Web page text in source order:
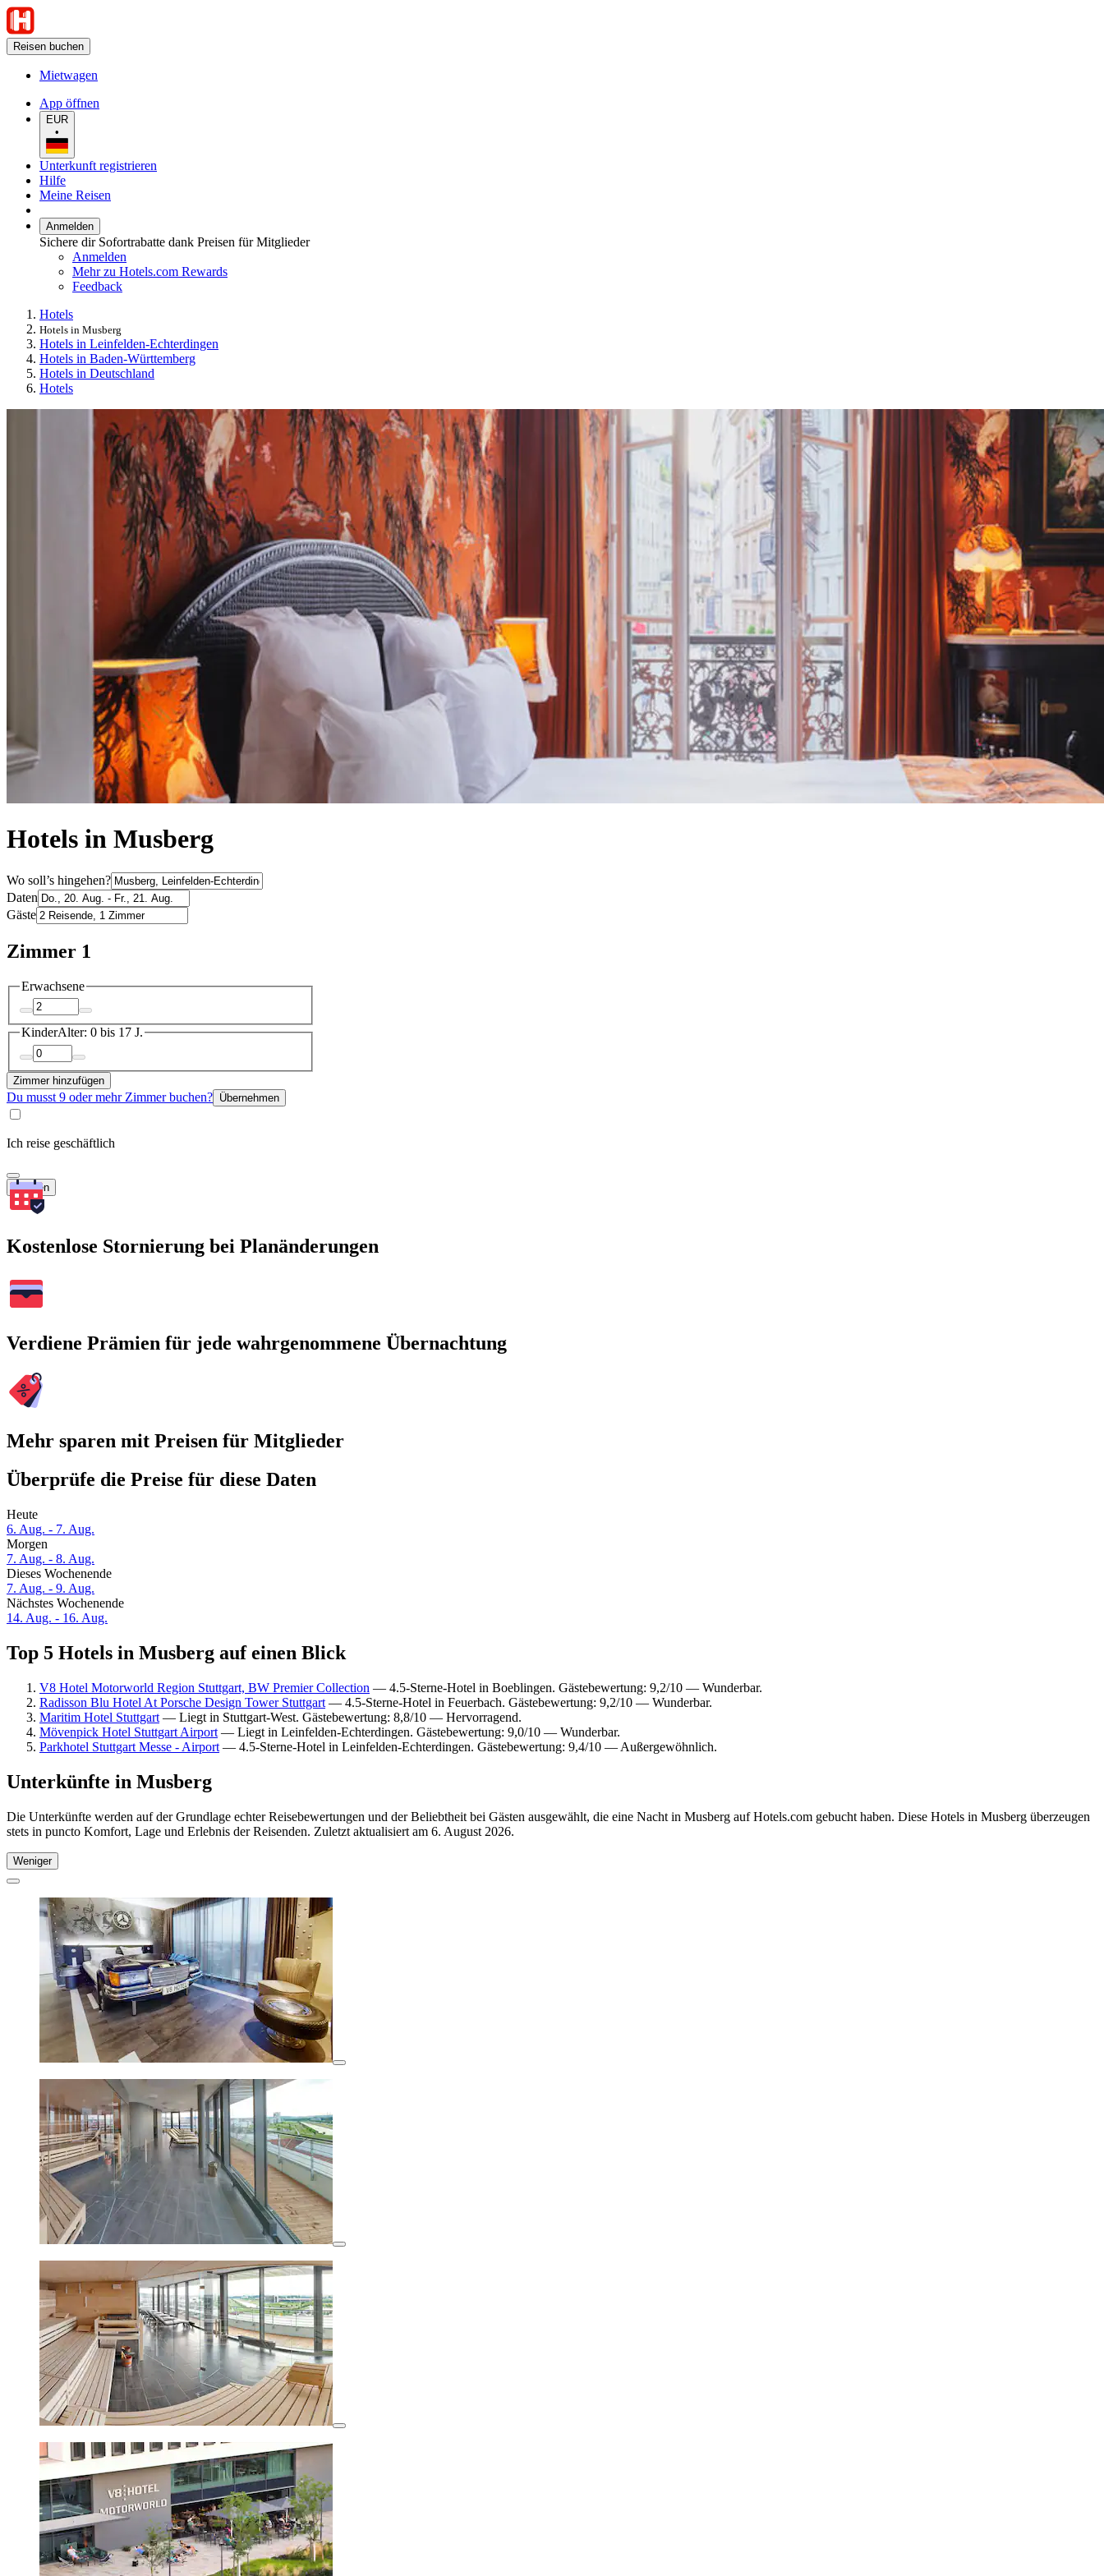
Reisen buchen
Mietwagen
App öffnen
EUR
•
Unterkunft registrieren
Hilfe
Meine Reisen
Anmelden
Sichere dir Sofortrabatte dank Preisen für Mitglieder
Anmelden
Mehr zu Hotels.com Rewards
Feedback
Hotels
Hotels in Musberg
Hotels in Leinfelden-Echterdingen
Hotels in Baden-Württemberg
Hotels in Deutschland
Hotels
Hotels in Musberg
Wo soll’s hingehen?
Daten
Gäste
Zimmer 1
Erwachsene
KinderAlter: 0 bis 17 J.
Zimmer hinzufügen
Du musst 9 oder mehr Zimmer buchen? Übernehmen
Ich reise geschäftlich
Suchen
Kostenlose Stornierung bei Planänderungen
Verdiene Prämien für jede wahrgenommene Übernachtung
Mehr sparen mit Preisen für Mitglieder
Überprüfe die Preise für diese Daten
Heute
6. Aug. - 7. Aug.
Morgen
7. Aug. - 8. Aug.
Dieses Wochenende
7. Aug. - 9. Aug.
Nächstes Wochenende
14. Aug. - 16. Aug.
Top 5 Hotels in Musberg auf einen Blick
V8 Hotel Motorworld Region Stuttgart, BW Premier Collection — 4.5-Sterne-Hotel in Boeblingen. Gästebewertung: 9,2/10 — Wunderbar.
Radisson Blu Hotel At Porsche Design Tower Stuttgart — 4.5-Sterne-Hotel in Feuerbach. Gästebewertung: 9,2/10 — Wunderbar.
Maritim Hotel Stuttgart — Liegt in Stuttgart-West. Gästebewertung: 8,8/10 — Hervorragend.
Mövenpick Hotel Stuttgart Airport — Liegt in Leinfelden-Echterdingen. Gästebewertung: 9,0/10 — Wunderbar.
Parkhotel Stuttgart Messe - Airport — 4.5-Sterne-Hotel in Leinfelden-Echterdingen. Gästebewertung: 9,4/10 — Außergewöhnlich.
Unterkünfte in Musberg
Die Unterkünfte werden auf der Grundlage echter Reisebewertungen und der Beliebtheit bei Gästen ausgewählt, die eine Nacht in Musberg auf Hotels.com gebucht haben. Diese Hotels in Musberg überzeugen
stets in puncto Komfort, Lage und Erlebnis der Reisenden. Zuletzt aktualisiert am 6. August 2026.
Weniger